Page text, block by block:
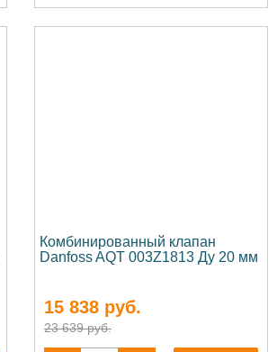
Комбинированный клапан
Danfoss AQT 003Z1813 Ду 20 мм
15 838 руб.
23 639 руб.